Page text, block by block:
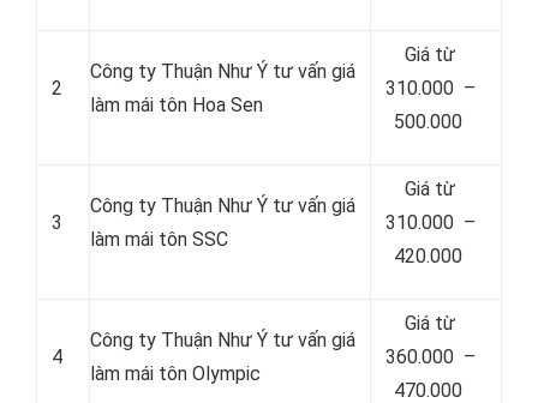
2
Công ty Thuận Như Ý tư vấn giá
làm mái tôn Hoa Sen
Giá từ
310.000 –
500.000
3
Công ty Thuận Như Ý tư vấn giá
làm mái tôn SSC
Giá từ
310.000 –
420.000
4
Công ty Thuận Như Ý tư vấn giá
làm mái tôn Olympic
Giá từ
360.000 –
470.000